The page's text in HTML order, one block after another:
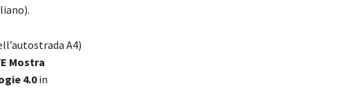
A4)
Mostra
4.0in